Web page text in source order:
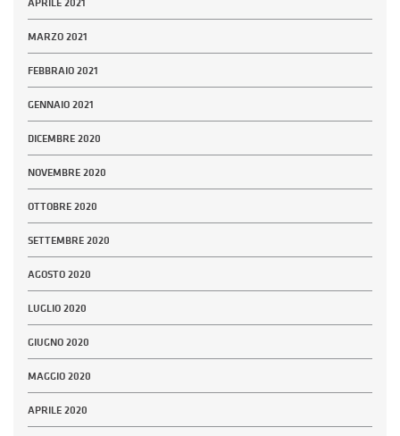
APRILE 2021
MARZO 2021
FEBBRAIO 2021
GENNAIO 2021
DICEMBRE 2020
NOVEMBRE 2020
OTTOBRE 2020
SETTEMBRE 2020
AGOSTO 2020
LUGLIO 2020
GIUGNO 2020
MAGGIO 2020
APRILE 2020